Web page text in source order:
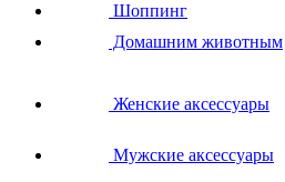
Шоппинг
Домашним животным
Женские аксессуары
Мужские аксессуары